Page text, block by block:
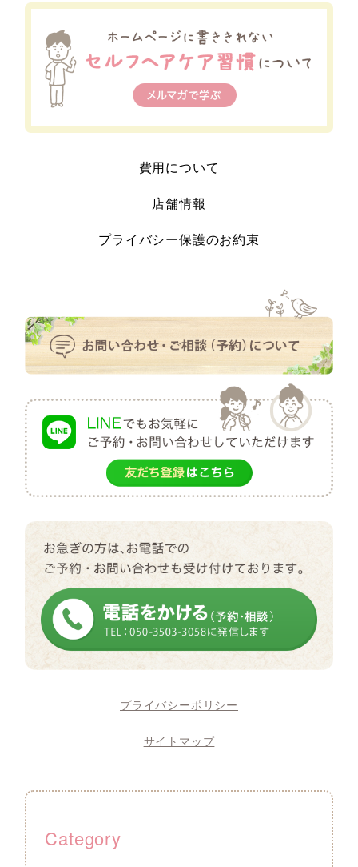
費用について
店舗情報
プライバシー保護のお約束
プライバシーポリシー
サイトマップ
Category